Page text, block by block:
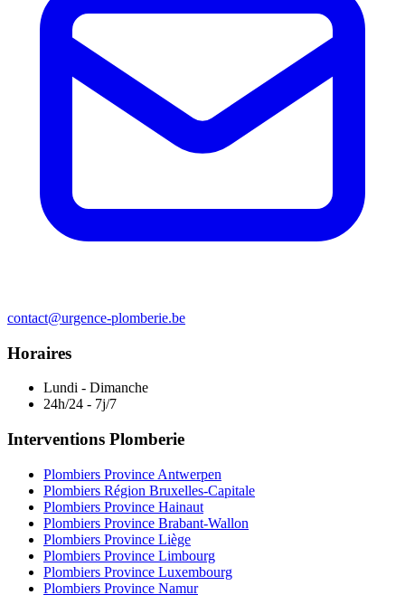
contact@urgence-plomberie.be
Horaires
Lundi - Dimanche
24h/24 - 7j/7
Interventions Plomberie
Plombiers Province Antwerpen
Plombiers Région Bruxelles-Capitale
Plombiers Province Hainaut
Plombiers Province Brabant-Wallon
Plombiers Province Liège
Plombiers Province Limbourg
Plombiers Province Luxembourg
Plombiers Province Namur